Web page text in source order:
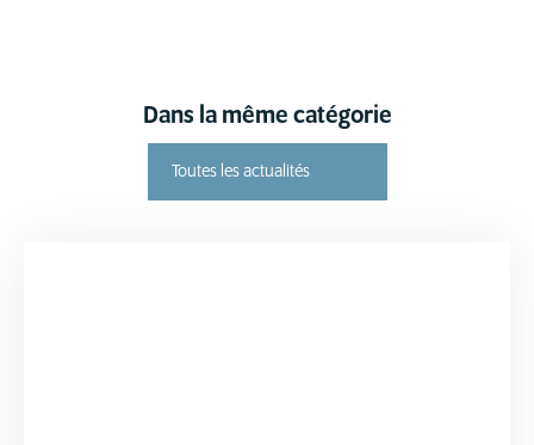
Dans la même catégorie
Toutes les actualités